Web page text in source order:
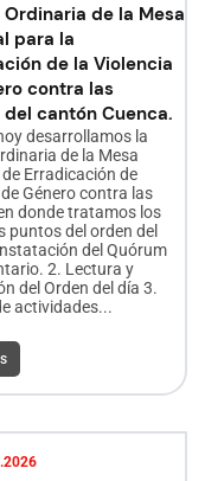
Ordinaria de la Mesa
para la
de la Violencia
contra las
del cantón Cuenca.
desarrollamos la
de la Mesa
Erradicación de
Género contra las
donde tratamos los
puntos del orden del
del Quórum
2. Lectura y
del Orden del día 3.
actividades...